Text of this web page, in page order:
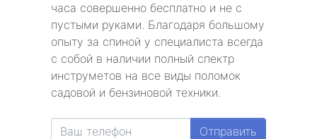
часа совершенно бесплатно и не с
пустыми руками. Благодаря большому
опыту за спиной у специалиста всегда
с собой в наличии полный спектр
инструметов на все виды поломок
садовой и бензиновой техники.
Отправить